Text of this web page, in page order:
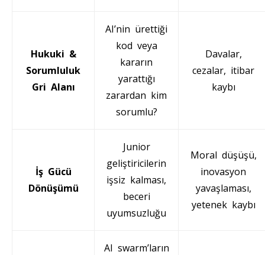
Hukuki &
Sorumluluk
Gri Alanı
AI’nin ürettiği
kod veya
kararın
yarattığı
zarardan kim
sorumlu?
Davalar,
cezalar, itibar
kaybı
İş Gücü
Dönüşümü
Junior
geliştiricilerin
işsiz kalması,
beceri
uyumsuzluğu
Moral düşüşü,
inovasyon
yavaşlaması,
yetenek kaybı
AI swarm’ların